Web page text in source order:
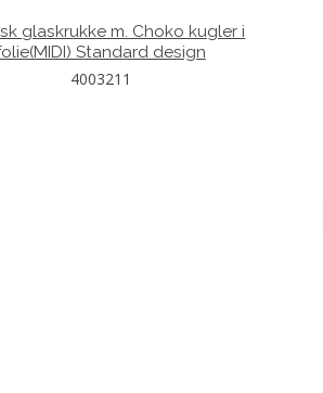
glaskrukke m. Choko kugler i
Standard design
4003211